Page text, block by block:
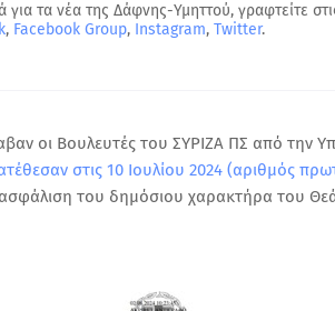
για τα νέα της Δάφνης-Υμηττού, γραφτείτε
, Facebook Group, Instagram, Twitter.
οι Βουλευτές του ΣΥΡΙΖΑ ΠΣ από την
στις 10 Ιουλίου 2024 (αριθμός
του δημόσιου χαρακτήρα του